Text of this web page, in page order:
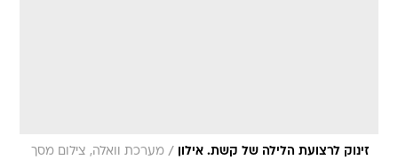
זינוק לרצועת הלילה של קשת. אילון / מערכת וואלה, צילום מסך